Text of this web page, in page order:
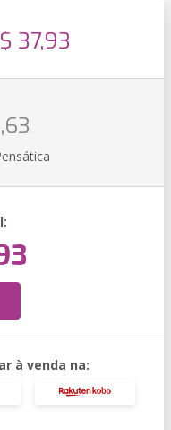
37,93
à venda na: